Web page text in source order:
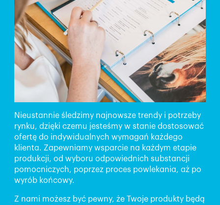
Nieustannie śledzimy najnowsze trendy i potrzeby
rynku, dzięki czemu jesteśmy w stanie dostosować
ofertę do indywidualnych wymagań każdego
klienta. Zapewniamy wsparcie na każdym etapie
produkcji, od wyboru odpowiednich substancji
pomocniczych, poprzez proces powlekania, aż po
wyrób końcowy.
Z nami możesz być pewny, że Twoje produkty będą